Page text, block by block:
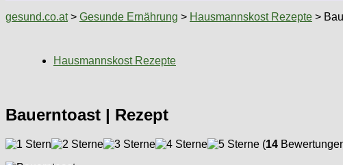
gesund.co.at> Gesunde Ernährung > Hausmannskost Rezepte >
Hausmannskost Rezepte
Bauerntoast | Rezept
(14